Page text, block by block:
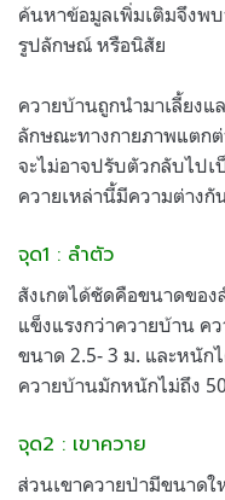
ค้นหาข้อมูลเพิ่มเติมจึงพ
รูปลักษณ์ หรือนิสัย
ควายบ้านถูกนำมาเลี้ยง
ลักษณะทางกายภาพแตก
จะไม่อาจปรับตัวกลับไปเ
ควายเหล่านี้มีความต่างกั
จุด1 : ลำตัว
สังเกตได้ชัดคือขนาดขอ
แข็งแรงกว่าควายบ้าน ค
ขนาด 2.5- 3 ม. และหนัก
ควายบ้านมักหนักไม่ถึง
จุด2 : เขาควาย
ส่วนเขาควายป่ามีขนาดใ